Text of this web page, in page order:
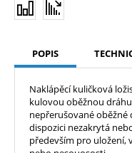
POPIS
Naklápěcí kuličková
kulovou oběžnou
nepřerušované oběžné
dispozici nezakrytá
především pro uložení,